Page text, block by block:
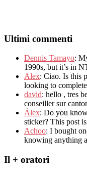
Ultimi commenti
Dennis Tamayo:
1990s, but it’s in
Alex: Ciao. Is this
looking to
david: hello , tres
conseiller sur
Álex: Do you
sticker? This post
Achoo: I bought
knowing anything
Il + oratori